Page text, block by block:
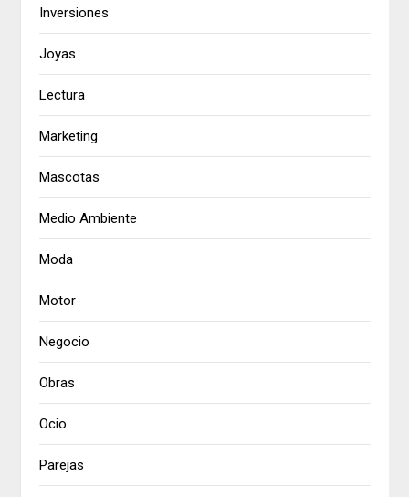
Inversiones
Joyas
Lectura
Marketing
Mascotas
Medio Ambiente
Moda
Motor
Negocio
Obras
Ocio
Parejas